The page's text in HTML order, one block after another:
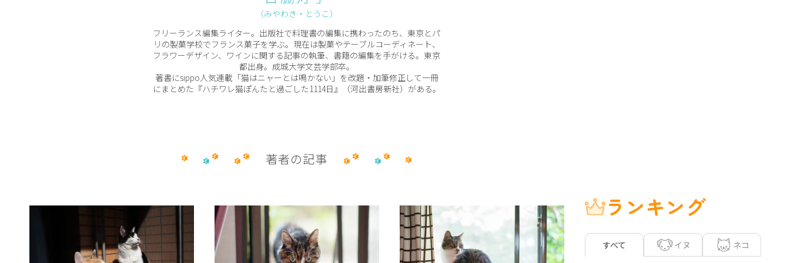
（みやわき・とうこ）
フリーランス編集ライター。出版社で料理書の編集に携わったのち、東京とパ
リの製菓学校でフランス菓子を学ぶ。現在は製菓やテーブルコーディネート、
フラワーデザイン、ワインに関する記事の執筆、書籍の編集を手がける。東京
都出身。成城大学文芸学部卒。
著書にsippo人気連載「猫はニャーとは鳴かない」を改題・加筆修正して一冊
にまとめた『ハチワレ猫ぽんたと過ごした1114日』（河出書房新社）がある。
著者の記事
ランキング
すべて イヌ ネコ